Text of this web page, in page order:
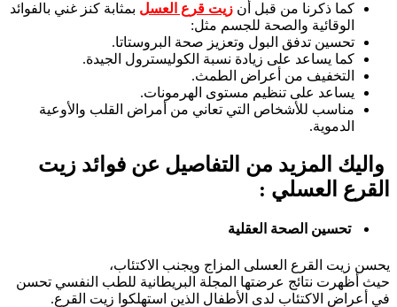
كما ذكرنا من قبل أن زيت قرع العسل بمثابة كنز غني بالفوائد
الوقائية والصحة للجسم مثل:
تحسين تدفق البول وتعزيز صحة البروستاتا.
كما يساعد على زيادة نسبة الكوليسترول الجيدة.
التخفيف من أعراض الطمث.
يساعد على تنظيم مستوى الهرمونات.
مناسب للأشخاص التي تعاني من أمراض القلب والأوعية
الدموية.
واليك المزيد من التفاصيل عن فوائد زيت
القرع العسلي :
تحسين الصحة العقلية
يحسن زيت القرع العسلى المزاج ويجنب الاكتئاب،
حيث أظهرت نتائج عرضتها المجلة البريطانية للطب النفسي تحسن
في أعراض الاكتئاب لدى الأطفال الذين استهلكوا زيت القرع.